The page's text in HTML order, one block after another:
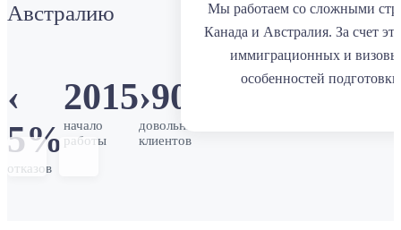
Австралию
‹
5%
отказов
2015
начало
работы
›900
довольных
клиентов
Мы работаем со сложными
Канада и Австралия. За счет
иммиграционных и
особенностей